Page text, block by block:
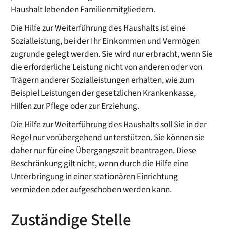
Haushalt lebenden Familienmitgliedern.
Die Hilfe zur Weiterführung des Haushalts ist eine
Sozialleistung, bei der Ihr Einkommen und Vermögen
zugrunde gelegt werden. Sie wird nur erbracht, wenn Sie
die erforderliche Leistung nicht von anderen oder von
Trägern anderer Sozialleistungen erhalten, wie zum
Beispiel Leistungen der gesetzlichen Krankenkasse,
Hilfen zur Pflege oder zur Erziehung.
Die Hilfe zur Weiterführung des Haushalts soll Sie in der
Regel nur vorübergehend unterstützen. Sie können sie
daher nur für eine Übergangszeit beantragen. Diese
Beschränkung gilt nicht, wenn durch die Hilfe eine
Unterbringung in einer stationären Einrichtung
vermieden oder aufgeschoben werden kann.
Zuständige Stelle